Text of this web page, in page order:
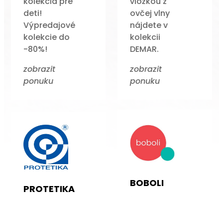
deti!
Výpredajové
kolekcie do
-80%!
zobrazit
ponuku
ovčej vlny
nájdete v
kolekcii
DEMAR.
zobrazit
ponuku
PROTETIKA BOBOLI